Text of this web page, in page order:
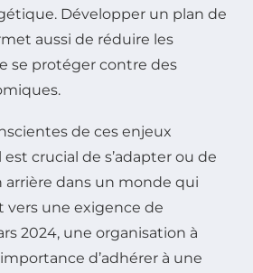
Développer un plan de
aussi de réduire les
se protéger contre des
de ces enjeux
crucial de s’adapter ou de
arrière dans un monde qui
vers une exigence de
2024, une organisation à
d’adhérer à une